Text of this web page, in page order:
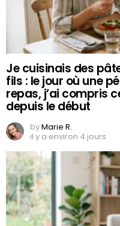
Je cuisinais des
fils : le jour où une
repas, j’ai compris
depuis le début
byMarie R.
il y a environ 4 jours